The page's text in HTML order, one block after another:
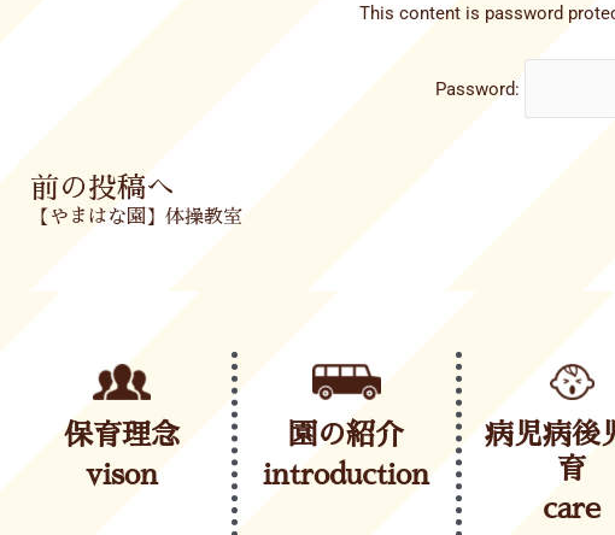
This content is password
Password:
Prev
前の投稿へ
【やまはな園】体操教室
保育理念
vison
園の紹介
introduction
病児病後
育
care